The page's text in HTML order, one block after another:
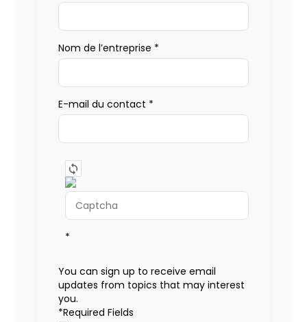
Nom de l’entreprise *
E-mail du contact *
*
You can sign up to receive email
updates from topics that may interest
you.
*Required Fields